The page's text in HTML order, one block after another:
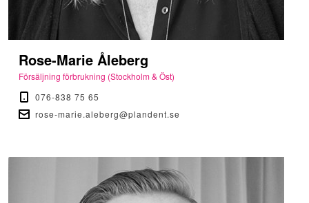
Rose-Marie Åleberg
Försäljning förbrukning (Stockholm & Öst)
076-838 75 65
rose-marie.aleberg@plandent.se